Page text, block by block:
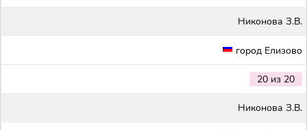
Никонова З.В.
город Елизово
20 из 20
Никонова З.В.